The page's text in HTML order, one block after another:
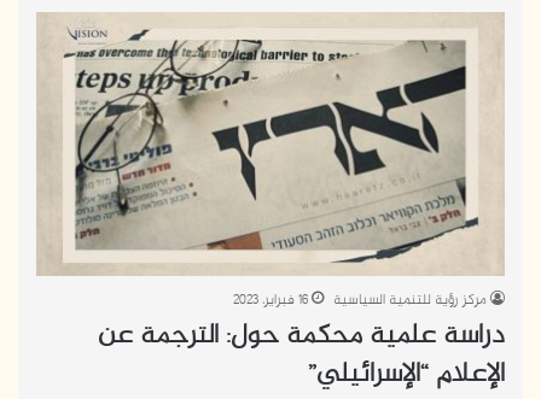
مركز رؤية للتنمية السياسية 16 فبراير، 2023
دراسة علمية محكمة حول: الترجمة عن
الإعلام “الإسرائيلي”